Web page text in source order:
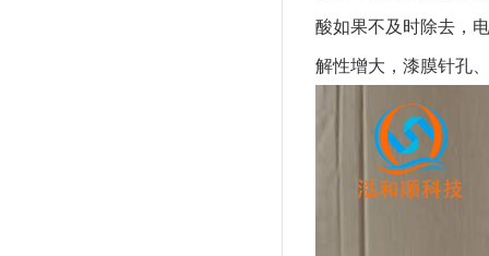
酸如果不及时除去，
解性增大，漆膜针孔